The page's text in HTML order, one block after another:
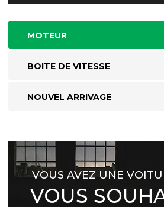
MOTEUR
BOITE DE VITESSE
NOUVEL ARRIVAGE
VOUS AVEZ UNE
VOUS